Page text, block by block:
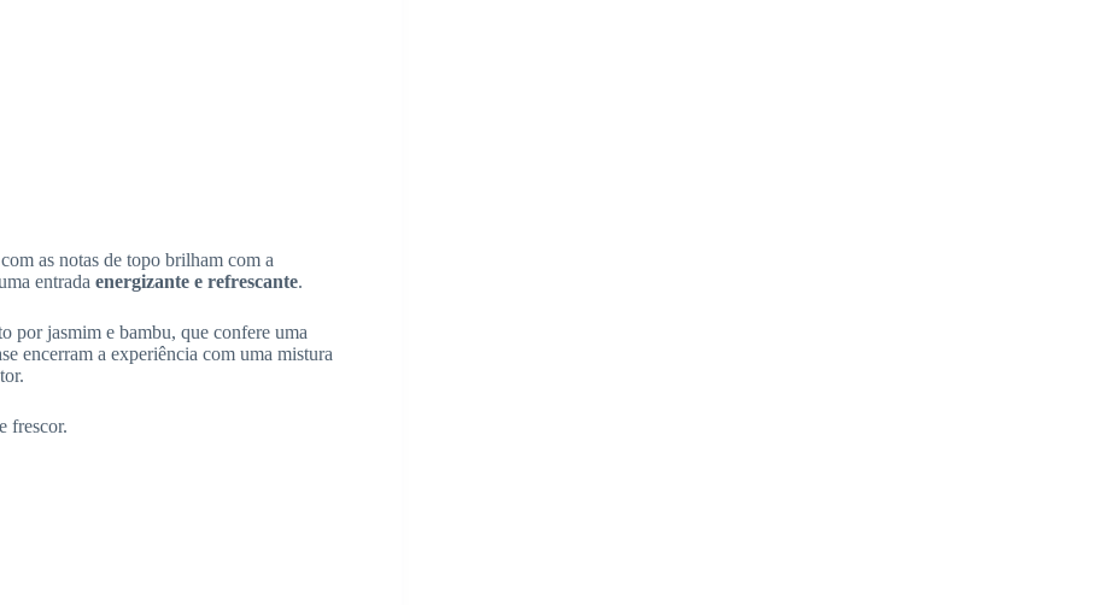
as notas de topo brilham com a
entrada energizante e refrescante.
por jasmim e bambu, que confere uma
encerram a experiência com uma mistura
frescor.